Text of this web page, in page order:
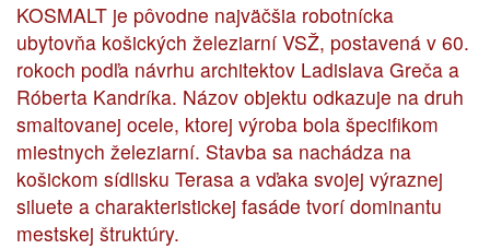
KOSMALT je pôvodne najväčšia robotnícka
ubytovňa košických železiarní VSŽ, postavená v 60.
rokoch podľa návrhu architektov Ladislava Greča a
Róberta Kandríka. Názov objektu odkazuje na druh
smaltovanej ocele, ktorej výroba bola špecifikom
miestnych železiarní. Stavba sa nachádza na
košickom sídlisku Terasa a vďaka svojej výraznej
siluete a charakteristickej fasáde tvorí dominantu
mestskej štruktúry.